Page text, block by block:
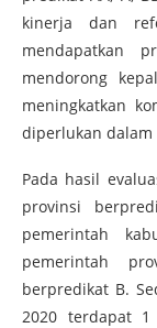
kinerja dan
mendapatkan
mendorong
meningkatkan
diperlukan dalam
Pada hasil
provinsi
pemerintah
pemerintah
berpredikat B.
2020 terdapat